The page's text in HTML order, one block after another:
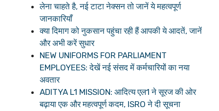
लेना चाहते है, नई टाटा नेक्सन तो जानें ये महत्वपूर्ण
जानकारियाँ
क्या दिमाग को नुकसान पहुंचा रही हैं आपकी ये आदतें, जानें
और अभी करें सुधार
NEW UNIFORMS FOR PARLIAMENT
EMPLOYEES: देखें नई संसद में कर्मचारियों का नया
अवतार
ADITYA L1 MISSION: आदित्य एल1 ने सूरज की ओर
बढ़ाया एक और महत्वपूर्ण कदम, ISRO ने दी सूचना